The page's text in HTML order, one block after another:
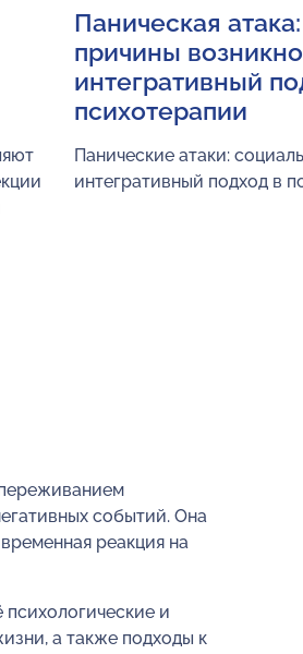
Паническая
причины
интегративный
психотерапии
Панические атаки:
интегративный подход в
событий. Она
реакция на
и
а также подходы к